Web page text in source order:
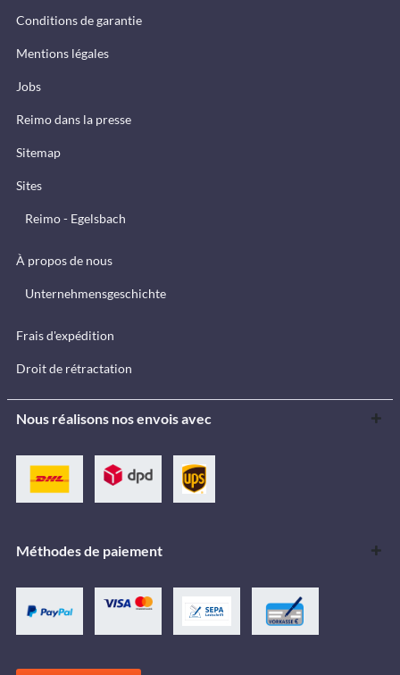
Conditions de garantie
Mentions légales
Jobs
Reimo dans la presse
Sitemap
Sites
Reimo - Egelsbach
À propos de nous
Unternehmensgeschichte
Frais d'expédition
Droit de rétractation
Nous réalisons nos envois avec
Méthodes de paiement